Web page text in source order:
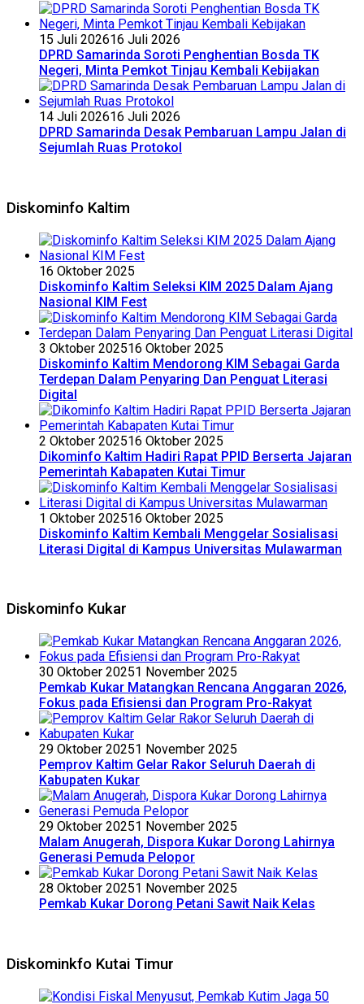
15 Juli 202616 Juli 2026
DPRD Samarinda Soroti Penghentian Bosda TK
Negeri, Minta Pemkot Tinjau Kembali Kebijakan
14 Juli 202616 Juli 2026
DPRD Samarinda Desak Pembaruan Lampu Jalan di
Sejumlah Ruas Protokol
Diskominfo Kaltim
16 Oktober 2025
Diskominfo Kaltim Seleksi KIM 2025 Dalam Ajang
Nasional KIM Fest
3 Oktober 202516 Oktober 2025
Diskominfo Kaltim Mendorong KIM Sebagai Garda
Terdepan Dalam Penyaring Dan Penguat Literasi
Digital
2 Oktober 202516 Oktober 2025
Dikominfo Kaltim Hadiri Rapat PPID Berserta Jajaran
Pemerintah Kabapaten Kutai Timur
1 Oktober 202516 Oktober 2025
Diskominfo Kaltim Kembali Menggelar Sosialisasi
Literasi Digital di Kampus Universitas Mulawarman
Diskominfo Kukar
30 Oktober 20251 November 2025
Pemkab Kukar Matangkan Rencana Anggaran 2026,
Fokus pada Efisiensi dan Program Pro-Rakyat
29 Oktober 20251 November 2025
Pemprov Kaltim Gelar Rakor Seluruh Daerah di
Kabupaten Kukar
29 Oktober 20251 November 2025
Malam Anugerah, Dispora Kukar Dorong Lahirnya
Generasi Pemuda Pelopor
28 Oktober 20251 November 2025
Pemkab Kukar Dorong Petani Sawit Naik Kelas
Diskominkfo Kutai Timur